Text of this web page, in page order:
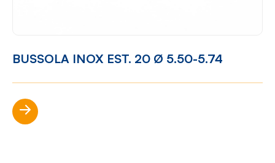
BUSSOLA INOX EST. 20 Ø 5.50-5.74
Scopri di più